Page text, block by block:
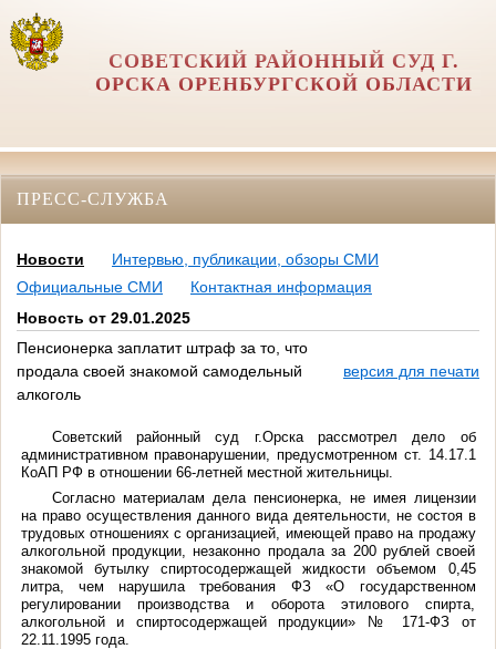
СОВЕТСКИЙ РАЙОННЫЙ СУД Г.
ОРСКА ОРЕНБУРГСКОЙ ОБЛАСТИ
ПРЕСС-СЛУЖБА
Новости
Интервью, публикации, обзоры СМИ
Официальные СМИ
Контактная информация
Новость от 29.01.2025
Пенсионерка заплатит штраф за то, что
продала своей знакомой самодельный
алкоголь
версия для печати
Советский районный суд г.Орска рассмотрел дело об
административном правонарушении, предусмотренном ст. 14.17.1
КоАП РФ в отношении 66-летней местной жительницы.
Согласно материалам дела пенсионерка, не имея лицензии
на право осуществления данного вида деятельности, не состоя в
трудовых отношениях с организацией, имеющей право на продажу
алкогольной продукции, незаконно продала за 200 рублей своей
знакомой бутылкуспиртосодержащей жидкости объемом 0,45
литра, чем нарушила требования ФЗ «О государственном
регулировании производства и оборота этилового спирта,
алкогольной и спиртосодержащей продукции» № 171-ФЗ от
22.11.1995 года.